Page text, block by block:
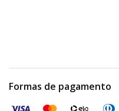
Formas de pagamento